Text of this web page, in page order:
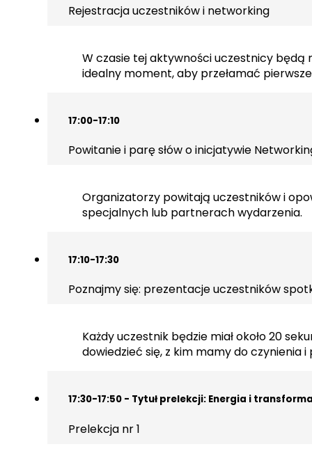
Rejestracja uczestników i networking
W czasie tej aktywności uczestnicy będą
idealny moment, aby przełamać
17:00-17:10
Powitanie i parę słów o inicjatywie
Organizatorzy powitają uczestników i
specjalnych lub partnerach wydarzenia.
17:10-17:30
Poznajmy się: prezentacje uczestników
Każdy uczestnik będzie miał około 20
dowiedzieć się, z kim mamy do czynienia
17:30-17:50 - Tytuł prelekcji: Energia i
Prelekcja nr 1